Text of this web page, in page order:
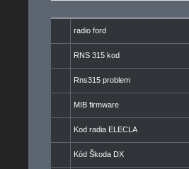
radio ford
RNS 315 kod
Rns315 problem
MIB firmware
Kod radia ELECLA
Kód Škoda DX